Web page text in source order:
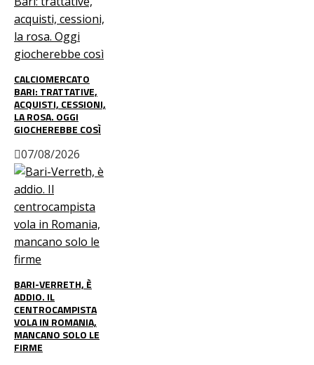
CALCIOMERCATO
BARI: TRATTATIVE,
ACQUISTI, CESSIONI,
LA ROSA. OGGI
GIOCHEREBBE COSÌ
07/08/2026
BARI-VERRETH, È
ADDIO. IL
CENTROCAMPISTA
VOLA IN ROMANIA,
MANCANO SOLO LE
FIRME